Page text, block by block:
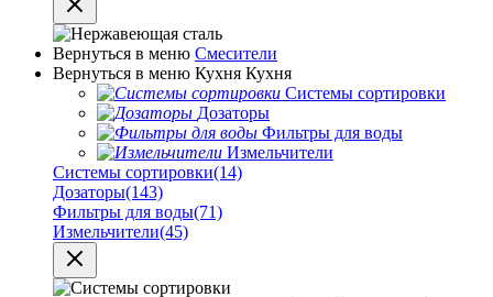
Вернуться в меню Смесители
Вернуться в меню Кухня Кухня
Системы сортировки
Дозаторы
Фильтры для воды
Измельчители
Системы сортировки(14)
Дозаторы(143)
Фильтры для воды(71)
Измельчители(45)